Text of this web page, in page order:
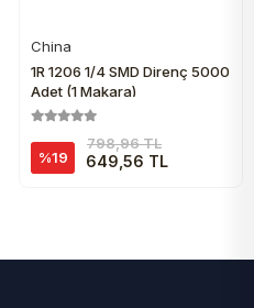
China
1R 1206 1/4 SMD Direnç 5000
Adet (1 Makara)
%19
798,96 TL
649,56 TL